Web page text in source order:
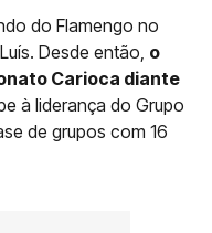
do Flamengo no
Desde então, o
Carioca diante
à liderança do Grupo
de grupos com 16